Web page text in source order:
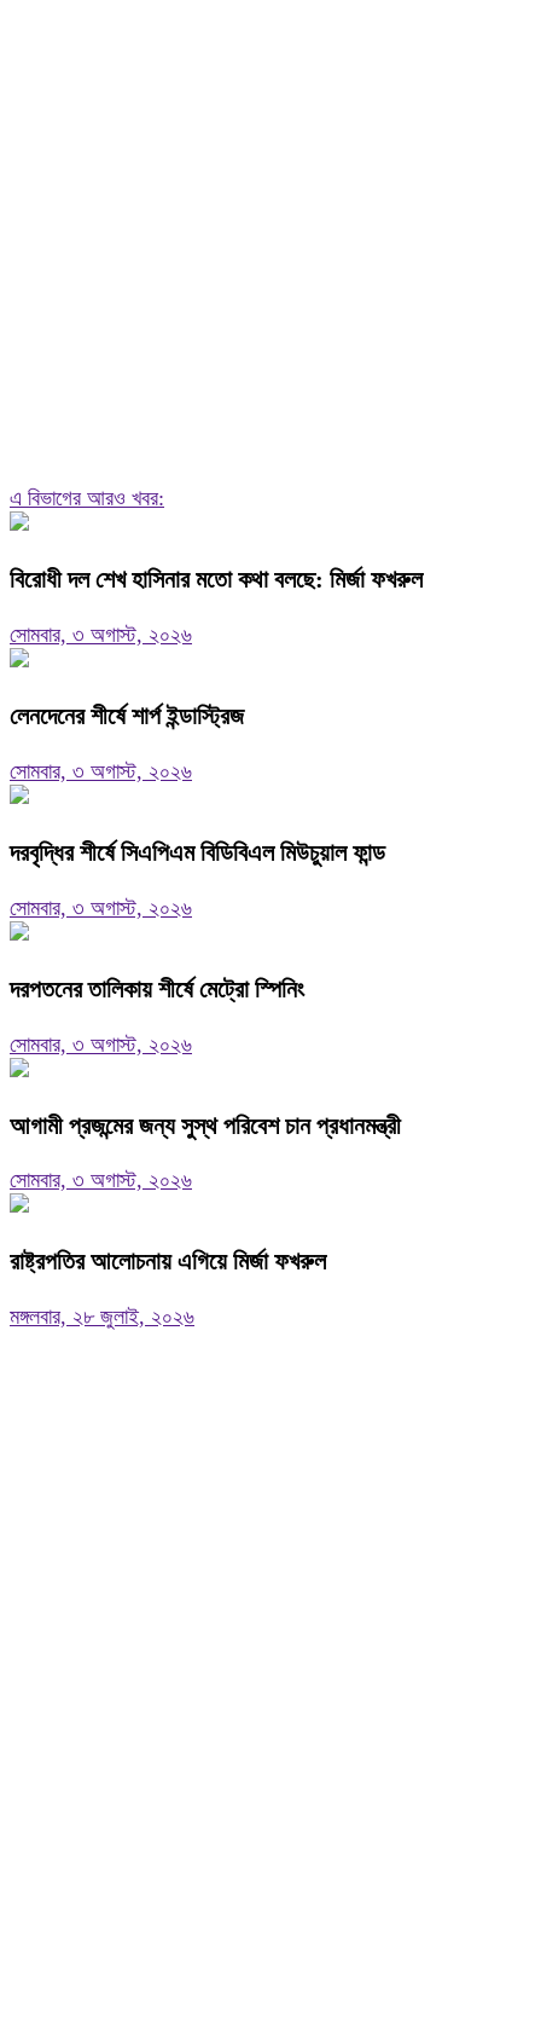
এ বিভাগের আরও খবর:
বিরোধী দল শেখ হাসিনার মতো কথা বলছে: মির্জা ফখরুল
সোমবার, ৩ অগাস্ট, ২০২৬
লেনদেনের শীর্ষে শার্প ইন্ডাস্ট্রিজ
সোমবার, ৩ অগাস্ট, ২০২৬
দরবৃদ্ধির শীর্ষে সিএপিএম বিডিবিএল মিউচুয়াল ফান্ড
সোমবার, ৩ অগাস্ট, ২০২৬
দরপতনের তালিকায় শীর্ষে মেট্রো স্পিনিং
সোমবার, ৩ অগাস্ট, ২০২৬
আগামী প্রজন্মের জন্য সুস্থ পরিবেশ চান প্রধানমন্ত্রী
সোমবার, ৩ অগাস্ট, ২০২৬
রাষ্ট্রপতির আলোচনায় এগিয়ে মির্জা ফখরুল
মঙ্গলবার, ২৮ জুলাই, ২০২৬